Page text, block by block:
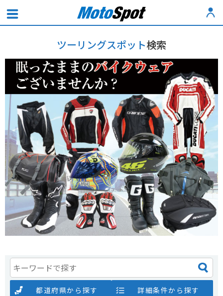
ツーリングスポット検索
都道府県から探す 詳細条件から探す